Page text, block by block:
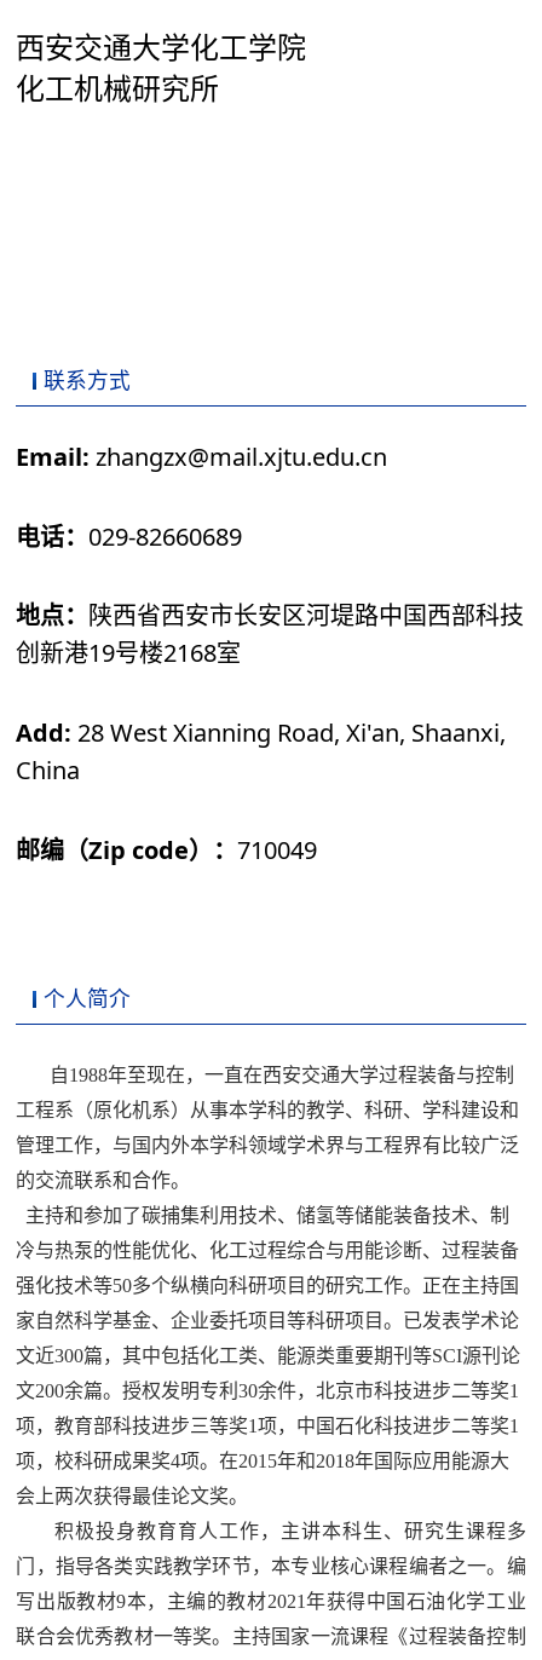
西安交通大学化工学院
化工机械研究所
联系方式
Email:zhangzx@mail.xjtu.edu.cn
电话： 029-82660689
地点： 陕西省西安市长安区河堤路中国西部科技
创新港19号楼2168室
Add: 28 West Xianning Road, Xi'an, Shaanxi,
China
邮编（Zip code）：710049
个人简介
自1988年至现在，一直在西安交通大学过程装备与控制
工程系（原化机系）从事本学科的教学、科研、学科建设和
管理工作，与国内外本学科领域学术界与工程界有比较广泛
的交流联系和合作。
主持和参加了碳捕集利用技术、储氢等储能装备技术、制
冷与热泵的性能优化、化工过程综合与用能诊断、过程装备
强化技术等50多个纵横向科研项目的研究工作。正在主持国
家自然科学基金、企业委托项目等科研项目。已发表学术论
文近300篇，其中包括化工类、能源类重要期刊等SCI源刊论
文200余篇。授权发明专利30余件，北京市科技进步二等奖1
项，教育部科技进步三等奖1项，中国石化科技进步二等奖1
项，校科研成果奖4项。在2015年和2018年国际应用能源大
会上两次获得最佳论文奖。
积极投身教育育人工作，主讲本科生、研究生课程多
门，指导各类实践教学环节，本专业核心课程编者之一。编
写出版教材9本，主编的教材2021年获得中国石油化学工业
联合会优秀教材一等奖。主持国家一流课程《过程装备控制